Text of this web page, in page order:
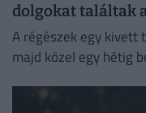
dolgokat találtak
A régészek egy
majd közel egy hétig